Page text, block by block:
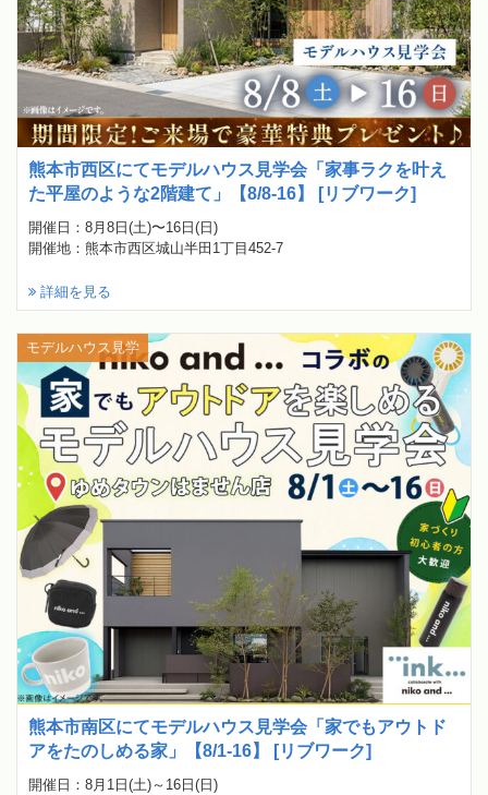
熊本市西区にてモデルハウス見学会「家事ラクを叶え
た平屋のような2階建て」【8/8-16】 [リブワーク]
開催日：8月8日(土)〜16日(日)
開催地：熊本市西区城山半田1丁目452-7
詳細を見る
熊本市南区にてモデルハウス見学会「家でもアウトド
アをたのしめる家」【8/1-16】 [リブワーク]
開催日：8月1日(土)～16日(日)
モデルハウス見学